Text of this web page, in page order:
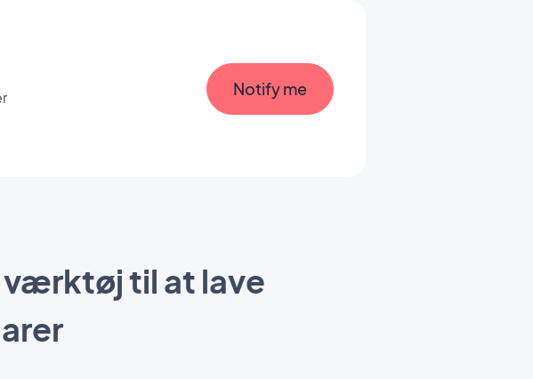
Notify me
til at lave